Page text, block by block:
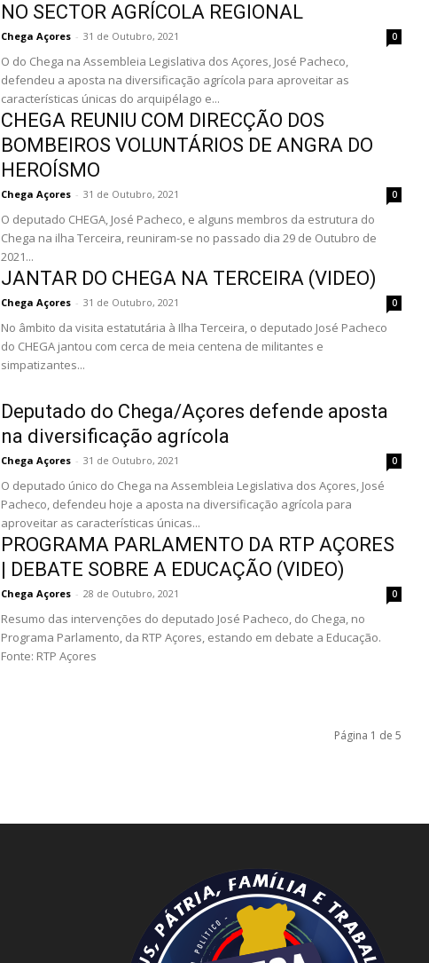
NO SECTOR AGRÍCOLA REGIONAL
Chega Açores - 31 de Outubro, 2021 0
O do Chega na Assembleia Legislativa dos Açores, José Pacheco,
defendeu a aposta na diversificação agrícola para aproveitar as
características únicas do arquipélago e...
CHEGA REUNIU COM DIRECÇÃO DOS
BOMBEIROS VOLUNTÁRIOS DE ANGRA DO
HEROÍSMO
Chega Açores - 31 de Outubro, 2021 0
O deputado CHEGA, José Pacheco, e alguns membros da estrutura do
Chega na ilha Terceira, reuniram-se no passado dia 29 de Outubro de
2021...
JANTAR DO CHEGA NA TERCEIRA (VIDEO)
Chega Açores - 31 de Outubro, 2021 0
No âmbito da visita estatutária à Ilha Terceira, o deputado José Pacheco
do CHEGA jantou com cerca de meia centena de militantes e
simpatizantes...
Deputado do Chega/Açores defende aposta
na diversificação agrícola
Chega Açores - 31 de Outubro, 2021 0
O deputado único do Chega na Assembleia Legislativa dos Açores, José
Pacheco, defendeu hoje a aposta na diversificação agrícola para
aproveitar as características únicas...
PROGRAMA PARLAMENTO DA RTP AÇORES
| DEBATE SOBRE A EDUCAÇÃO (VIDEO)
Chega Açores - 28 de Outubro, 2021 0
Resumo das intervenções do deputado José Pacheco, do Chega, no
Programa Parlamento, da RTP Açores, estando em debate a Educação.
Fonte: RTP Açores
Página 1 de 5